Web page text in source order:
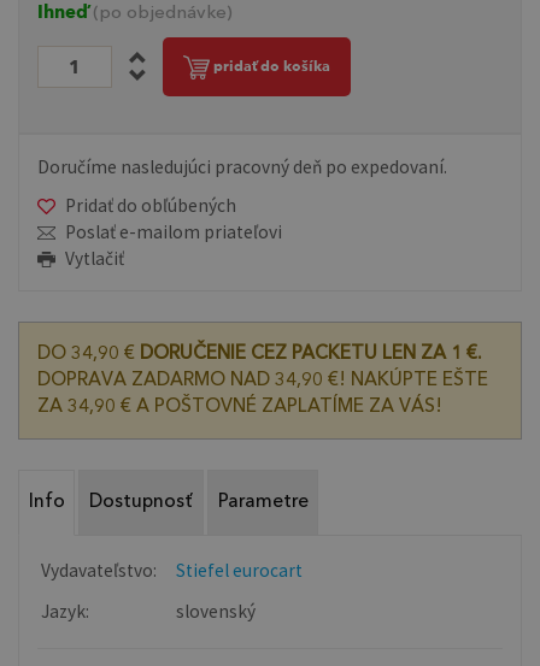
Ihneď(po objednávke)
pridať do košíka
Doručíme nasledujúci pracovný deň po expedovaní.
Pridať do obľúbených
Poslať e-mailom priateľovi
Vytlačiť
DO 34,90 € DORUČENIE CEZ PACKETU LEN ZA 1 €.
DOPRAVA ZADARMO NAD 34,90 €! NAKÚPTE EŠTE
ZA 34,90 € A POŠTOVNÉ ZAPLATÍME ZA VÁS!
Info Dostupnosť Parametre
Vydavateľstvo:
Stiefel eurocart
Jazyk:
slovenský